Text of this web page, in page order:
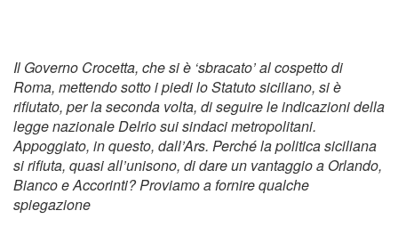
Il Governo Crocetta, che si è ‘sbracato’ al cospetto di
Roma, mettendo sotto i piedi lo Statuto siciliano, si è
rifiutato, per la seconda volta, di seguire le indicazioni della
legge nazionale Delrio sui sindaci metropolitani.
Appoggiato, in questo, dall’Ars. Perché la politica siciliana
si rifiuta, quasi all’unisono, di dare un vantaggio a Orlando,
Bianco e Accorinti? Proviamo a fornire qualche
spiegazione